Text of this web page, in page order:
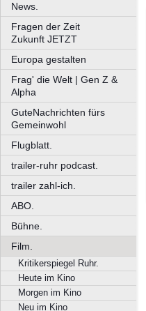
News.
Fragen der Zeit
Zukunft JETZT
Europa gestalten
Frag' die Welt | Gen Z &
Alpha
GuteNachrichten fürs
Gemeinwohl
Flugblatt.
trailer-ruhr podcast.
trailer zahl-ich.
ABO.
Bühne.
Film.
Kritikerspiegel Ruhr.
Heute im Kino
Morgen im Kino
Neu im Kino